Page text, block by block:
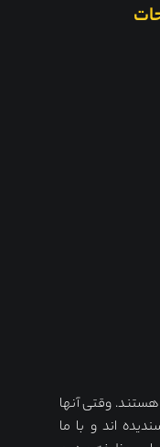
وقتی آنها
اند و با ما